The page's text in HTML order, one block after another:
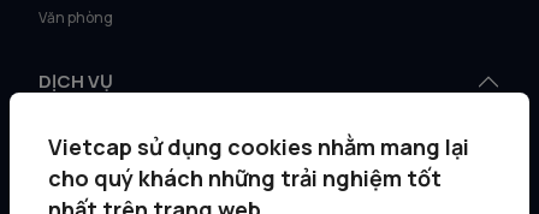
Văn phòng
DỊCH VỤ
Môi giới KH tổ chức
Quản lý gia sản
Vietcap sử dụng cookies nhằm mang lại
cho quý khách những trải nghiệm tốt